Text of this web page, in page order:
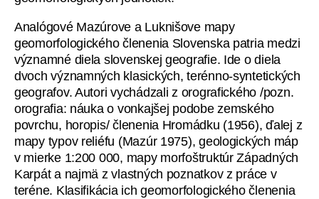
Analógové Mazúrove a Luknišove mapy
geomorfologického členenia Slovenska patria medzi
významné diela slovenskej geografie. Ide o diela
dvoch významných klasických, terénno-syntetických
geografov. Autori vychádzali z orografického /pozn.
orografia: náuka o vonkajšej podobe zemského
povrchu, horopis/ členenia Hromádku (1956), ďalej z
mapy typov reliéfu (Mazúr 1975), geologických máp
v mierke 1:200 000, mapy morfoštruktúr Západných
Karpát a najmä z vlastných poznatkov z práce v
teréne. Klasifikácia ich geomorfologického členenia